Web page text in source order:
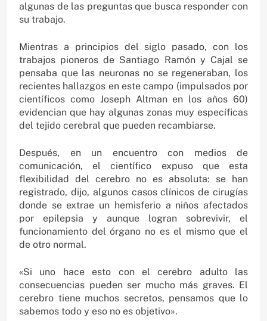
algunas de las preguntas que busca responder con
su trabajo.
Mientras a principios del siglo pasado, con los
trabajos pioneros de Santiago Ramón y Cajal se
pensaba que las neuronas no se regeneraban, los
recientes hallazgos en este campo (impulsados por
científicos como Joseph Altman en los años 60)
evidencian que hay algunas zonas muy específicas
del tejido cerebral que pueden recambiarse.
Después, en un encuentro con medios de
comunicación, el científico expuso que esta
flexibilidad del cerebro no es absoluta: se han
registrado, dijo, algunos casos clínicos de cirugías
donde se extrae un hemisferio a niños afectados
por epilepsia y aunque logran sobrevivir, el
funcionamiento del órgano no es el mismo que el
de otro normal.
«Si uno hace esto con el cerebro adulto las
consecuencias pueden ser mucho más graves. El
cerebro tiene muchos secretos, pensamos que lo
sabemos todo y eso no es objetivo».